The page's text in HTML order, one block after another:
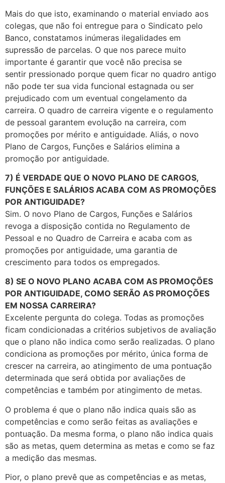
Mais do que isto, examinando o material enviado aos
colegas, que não foi entregue para o Sindicato pelo
Banco, constatamos inúmeras ilegalidades em
supressão de parcelas. O que nos parece muito
importante é garantir que você não precisa se
sentir pressionado porque quem ficar no quadro antigo
não pode ter sua vida funcional estagnada ou ser
prejudicado com um eventual congelamento da
carreira. O quadro de carreira vigente e o regulamento
de pessoal garantem evolução na carreira, com
promoções por mérito e antiguidade. Aliás, o novo
Plano de Cargos, Funções e Salários elimina a
promoção por antiguidade.
7) É VERDADE QUE O NOVO PLANO DE CARGOS,
FUNÇÕES E SALÁRIOS ACABA COM AS PROMOÇÕES
POR ANTIGUIDADE?
Sim. O novo Plano de Cargos, Funções e Salários
revoga a disposição contida no Regulamento de
Pessoal e no Quadro de Carreira e acaba com as
promoções por antiguidade, uma garantia de
crescimento para todos os empregados.
8) SE O NOVO PLANO ACABA COM AS PROMOÇÕES
POR ANTIGUIDADE, COMO SERÃO AS PROMOÇÕES
EM NOSSA CARREIRA?
Excelente pergunta do colega. Todas as promoções
ficam condicionadas a critérios subjetivos de avaliação
que o plano não indica como serão realizadas. O plano
condiciona as promoções por mérito, única forma de
crescer na carreira, ao atingimento de uma pontuação
determinada que será obtida por avaliações de
competências e também por atingimento de metas.
O problema é que o plano não indica quais são as
competências e como serão feitas as avaliações e
pontuação. Da mesma forma, o plano não indica quais
são as metas, quem determina as metas e como se faz
a medição das mesmas.
Pior, o plano prevê que as competências e as metas,